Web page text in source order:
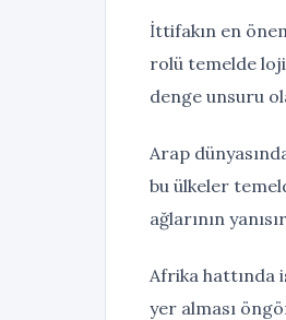
İttifakın en
rolü temelde
denge unsuru
Arap
bu ülkeler
ağlarının
Afrika hattında
yer alması